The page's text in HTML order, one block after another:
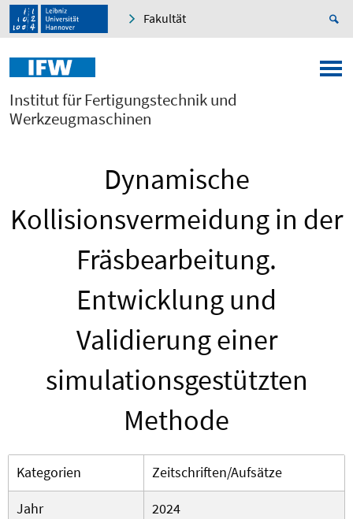
Fakultät
Institut für Fertigungstechnik und
Werkzeugmaschinen
Dynamische
Kollisionsvermeidung in der
Fräsbearbeitung.
Entwicklung und
Validierung einer
simulationsgestützten
Methode
Kategorien
Zeitschriften/Aufsätze
Jahr
2024